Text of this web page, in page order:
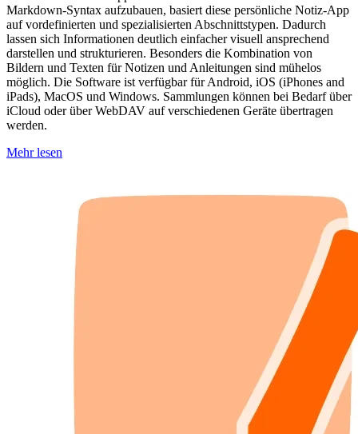
Markdown-Syntax aufzubauen, basiert diese persönliche Notiz-App
auf vordefinierten und spezialisierten Abschnittstypen. Dadurch
lassen sich Informationen deutlich einfacher visuell ansprechend
darstellen und strukturieren. Besonders die Kombination von
Bildern und Texten für Notizen und Anleitungen sind mühelos
möglich. Die Software ist verfügbar für Android, iOS (iPhones and
iPads), MacOS und Windows. Sammlungen können bei Bedarf über
iCloud oder über WebDAV auf verschiedenen Geräte übertragen
werden.
Mehr lesen